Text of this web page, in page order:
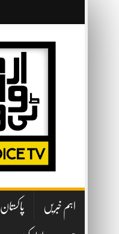
content
اہم خبریں پاکستان